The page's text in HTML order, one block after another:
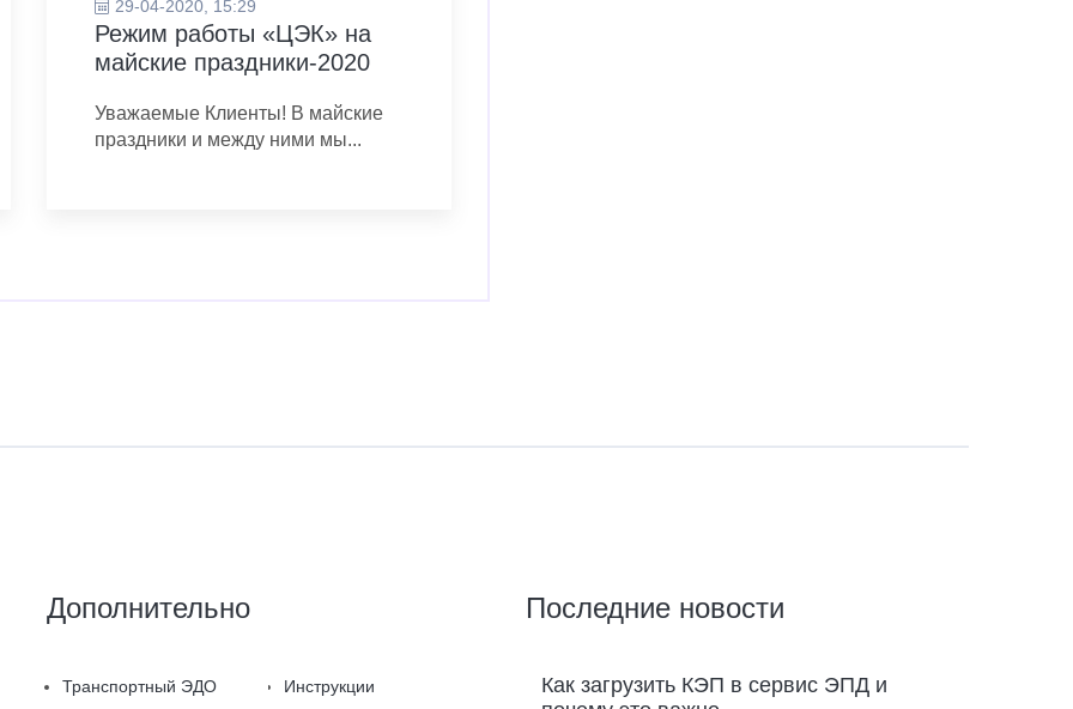
29-04-2020, 15:29
Режим работы «ЦЭК» на
майские праздники-2020
Уважаемые Клиенты! В майские
праздники и между ними мы...
Дополнительно
Транспортный ЭДО Инструкции
Последние новости
Как загрузить КЭП в сервис ЭПД и